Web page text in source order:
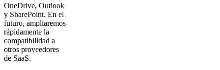
OneDrive, Outlook
y SharePoint. En el
futuro, ampliaremos
rápidamente la
compatibilidad a
otros proveedores
de SaaS.